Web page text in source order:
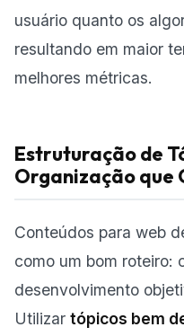
usuário quanto os
resultando em maior
melhores métricas.
Estruturação de
Organização que
Conteúdos para web
como um bom roteiro:
desenvolvimento
Utilizar tópicos bem